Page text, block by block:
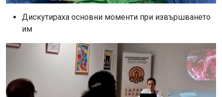
Дискутираха основни моменти при извършването
им